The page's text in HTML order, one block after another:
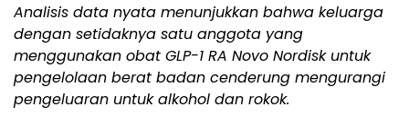
Analisis data nyata menunjukkan bahwa keluarga
dengan setidaknya satu anggota yang
menggunakan obat GLP-1 RA Novo Nordisk untuk
pengelolaan berat badan cenderung mengurangi
pengeluaran untuk alkohol dan rokok.